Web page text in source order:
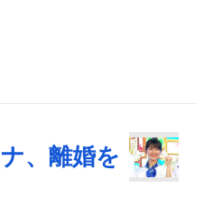
、離婚を